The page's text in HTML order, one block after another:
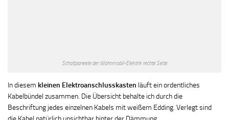
Schaltpaneele der Wohnmobil-Elektrik rechte Seite
In diesem kleinen Elektroanschlusskasten läuft ein ordentliches
Kabelbündel zusammen. Die Übersicht behalte ich durch die
Beschriftung jedes einzelnen Kabels mit weißem Edding. Verlegt sind